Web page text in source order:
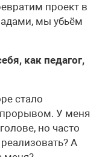
проект в
мы убьём
как педагог,
стало
У меня
но часто
А